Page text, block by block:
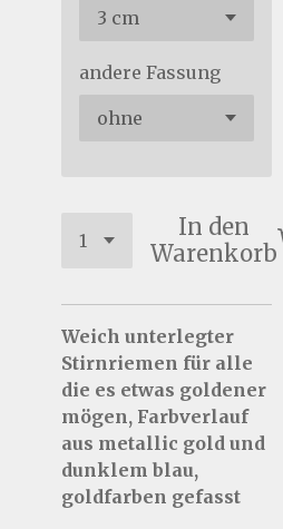
andere Fassung
In den
Warenkorb
Weich unterlegter
Stirnriemen für alle
die es etwas goldener
mögen, Farbverlauf
aus metallic gold und
dunklem blau,
goldfarben gefasst